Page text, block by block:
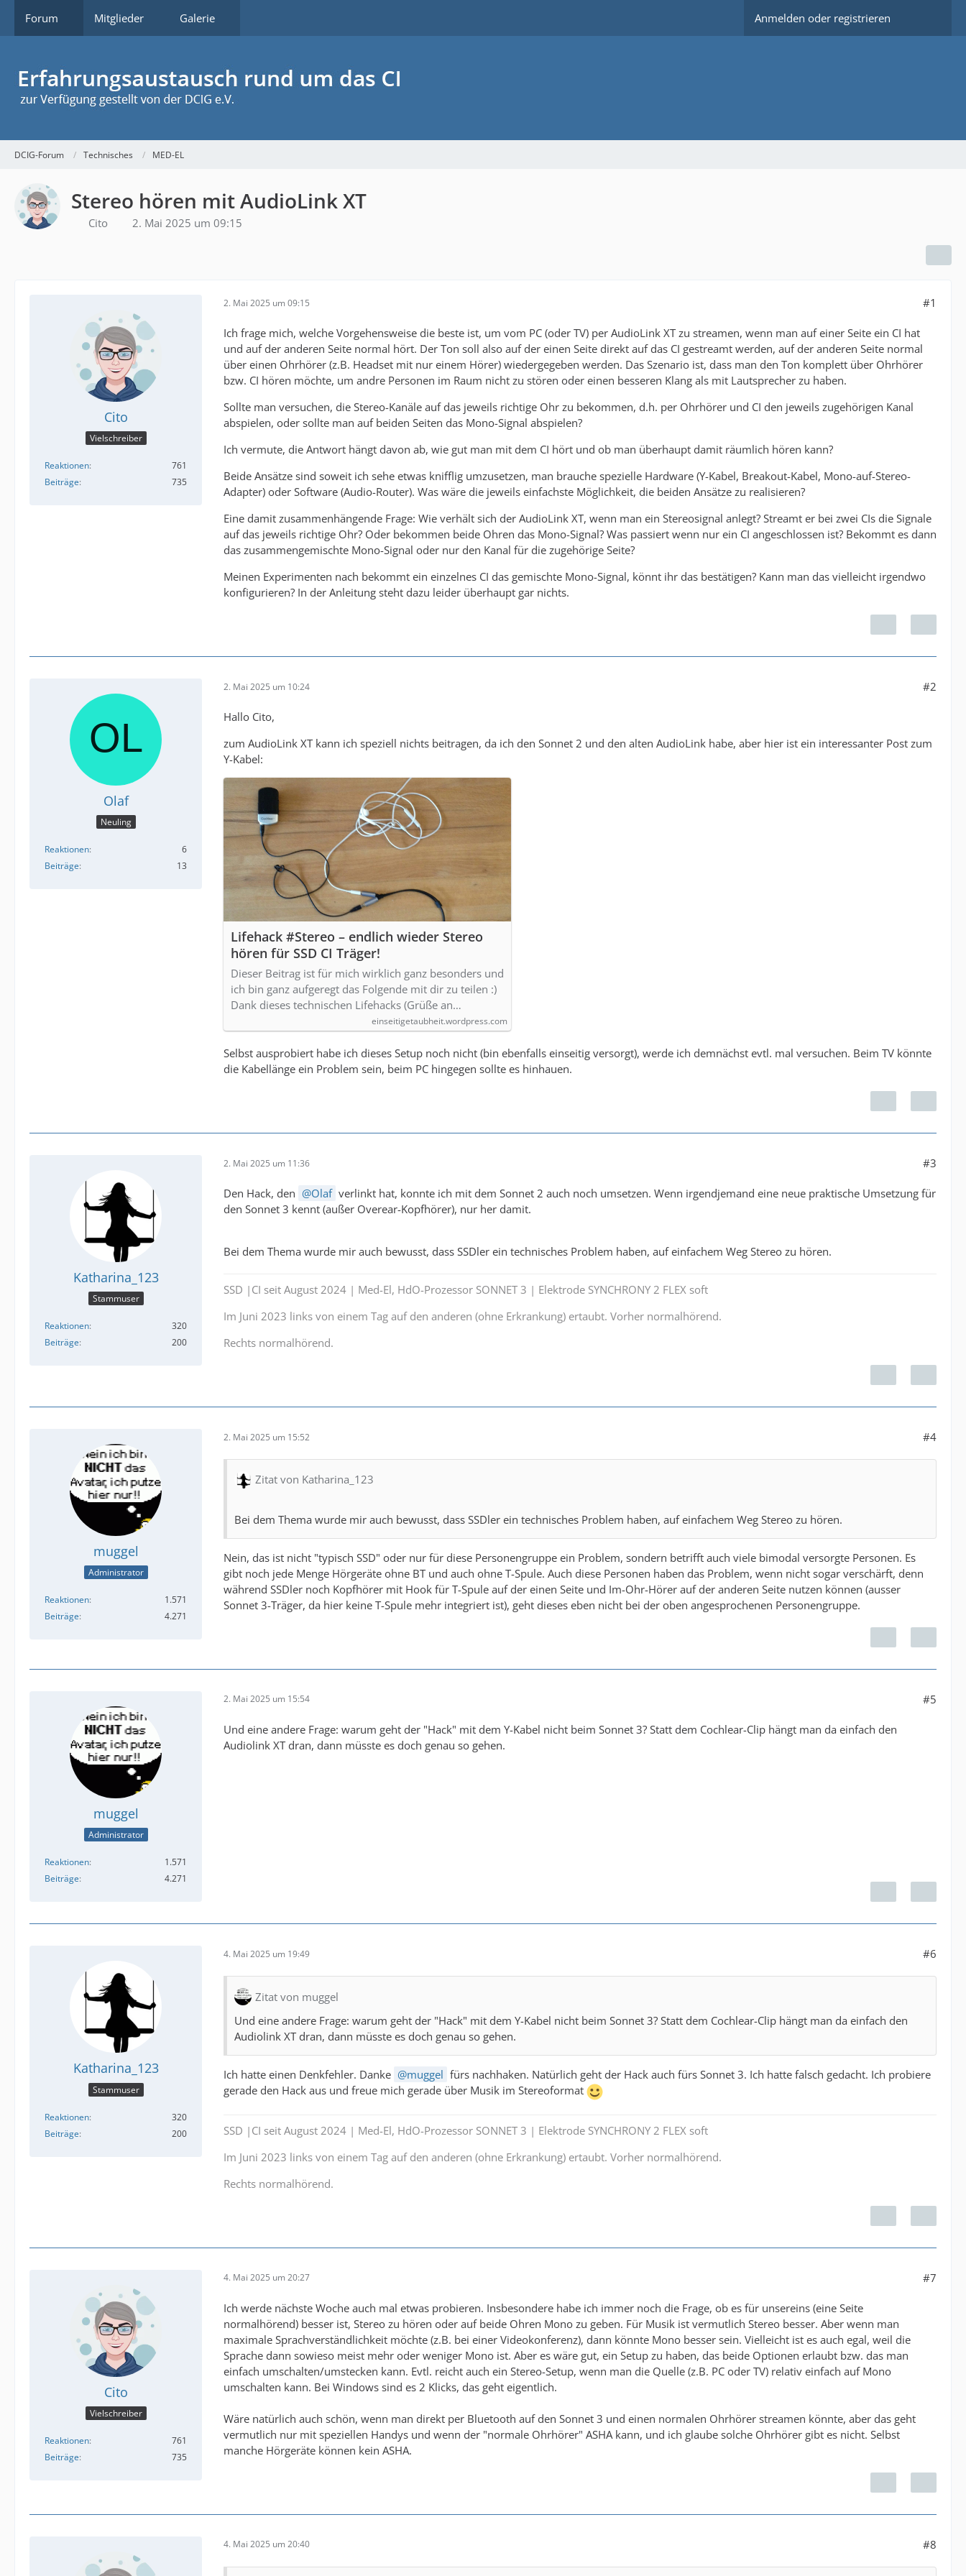
Forum Mitglieder Galerie Anmelden oder registrieren
DCIG-Forum Technisches MED-EL
Stereo hören mit AudioLink XT
Cito 2. Mai 2025 um 09:15
Cito
Vielschreiber
Reaktionen
761
Beiträge
735
2. Mai 2025 um 09:15 #1
Ich frage mich, welche Vorgehensweise die beste ist, um vom PC (oder TV) per AudioLink XT zu streamen, wenn man auf einer Seite ein CI hat
und auf der anderen Seite normal hört. Der Ton soll also auf der einen Seite direkt auf das CI gestreamt werden, auf der anderen Seite normal
über einen Ohrhörer (z.B. Headset mit nur einem Hörer) wiedergegeben werden. Das Szenario ist, dass man den Ton komplett über Ohrhörer
bzw. CI hören möchte, um andre Personen im Raum nicht zu stören oder einen besseren Klang als mit Lautsprecher zu haben.
Sollte man versuchen, die Stereo-Kanäle auf das jeweils richtige Ohr zu bekommen, d.h. per Ohrhörer und CI den jeweils zugehörigen Kanal
abspielen, oder sollte man auf beiden Seiten das Mono-Signal abspielen?
Ich vermute, die Antwort hängt davon ab, wie gut man mit dem CI hört und ob man überhaupt damit räumlich hören kann?
Beide Ansätze sind soweit ich sehe etwas knifflig umzusetzen, man brauche spezielle Hardware (Y-Kabel, Breakout-Kabel, Mono-auf-Stereo-
Adapter) oder Software (Audio-Router). Was wäre die jeweils einfachste Möglichkeit, die beiden Ansätze zu realisieren?
Eine damit zusammenhängende Frage: Wie verhält sich der AudioLink XT, wenn man ein Stereosignal anlegt? Streamt er bei zwei CIs die Signale
auf das jeweils richtige Ohr? Oder bekommen beide Ohren das Mono-Signal? Was passiert wenn nur ein CI angeschlossen ist? Bekommt es dann
das zusammengemischte Mono-Signal oder nur den Kanal für die zugehörige Seite?
Meinen Experimenten nach bekommt ein einzelnes CI das gemischte Mono-Signal, könnt ihr das bestätigen? Kann man das vielleicht irgendwo
konfigurieren? In der Anleitung steht dazu leider überhaupt gar nichts.
Olaf
Neuling
Reaktionen
6
Beiträge
13
2. Mai 2025 um 10:24 #2
Hallo Cito,
zum AudioLink XT kann ich speziell nichts beitragen, da ich den Sonnet 2 und den alten AudioLink habe, aber hier ist ein interessanter Post zum
Y-Kabel:
Lifehack #Stereo – endlich wieder Stereo
hören für SSD CI Träger!
Dieser Beitrag ist für mich wirklich ganz besonders und
ich bin ganz aufgeregt das Folgende mit dir zu teilen :)
Dank dieses technischen Lifehacks (Grüße an…
einseitigetaubheit.wordpress.com
Selbst ausprobiert habe ich dieses Setup noch nicht (bin ebenfalls einseitig versorgt), werde ich demnächst evtl. mal versuchen. Beim TV könnte
die Kabellänge ein Problem sein, beim PC hingegen sollte es hinhauen.
Katharina_123
Stammuser
Reaktionen
320
Beiträge
200
2. Mai 2025 um 11:36 #3
Den Hack, den Olaf verlinkt hat, konnte ich mit dem Sonnet 2 auch noch umsetzen. Wenn irgendjemand eine neue praktische Umsetzung für
den Sonnet 3 kennt (außer Overear-Kopfhörer), nur her damit.
Bei dem Thema wurde mir auch bewusst, dass SSDler ein technisches Problem haben, auf einfachem Weg Stereo zu hören.
SSD |CI seit August 2024 | Med-El, HdO-Prozessor SONNET 3 | Elektrode SYNCHRONY 2 FLEX soft
Im Juni 2023 links von einem Tag auf den anderen (ohne Erkrankung) ertaubt. Vorher normalhörend.
Rechts normalhörend.
muggel
Administrator
Reaktionen
1.571
Beiträge
4.271
2. Mai 2025 um 15:52 #4
Zitat von Katharina_123
Bei dem Thema wurde mir auch bewusst, dass SSDler ein technisches Problem haben, auf einfachem Weg Stereo zu hören.
Nein, das ist nicht "typisch SSD" oder nur für diese Personengruppe ein Problem, sondern betrifft auch viele bimodal versorgte Personen. Es
gibt noch jede Menge Hörgeräte ohne BT und auch ohne T-Spule. Auch diese Personen haben das Problem, wenn nicht sogar verschärft, denn
während SSDler noch Kopfhörer mit Hook für T-Spule auf der einen Seite und Im-Ohr-Hörer auf der anderen Seite nutzen können (ausser
Sonnet 3-Träger, da hier keine T-Spule mehr integriert ist), geht dieses eben nicht bei der oben angesprochenen Personengruppe.
muggel
Administrator
Reaktionen
1.571
Beiträge
4.271
2. Mai 2025 um 15:54 #5
Und eine andere Frage: warum geht der "Hack" mit dem Y-Kabel nicht beim Sonnet 3? Statt dem Cochlear-Clip hängt man da einfach den
Audiolink XT dran, dann müsste es doch genau so gehen.
Katharina_123
Stammuser
Reaktionen
320
Beiträge
200
4. Mai 2025 um 19:49 #6
Zitat von muggel
Und eine andere Frage: warum geht der "Hack" mit dem Y-Kabel nicht beim Sonnet 3? Statt dem Cochlear-Clip hängt man da einfach den
Audiolink XT dran, dann müsste es doch genau so gehen.
Ich hatte einen Denkfehler. Danke muggel fürs nachhaken. Natürlich geht der Hack auch fürs Sonnet 3. Ich hatte falsch gedacht. Ich probiere
gerade den Hack aus und freue mich gerade über Musik im Stereoformat
SSD |CI seit August 2024 | Med-El, HdO-Prozessor SONNET 3 | Elektrode SYNCHRONY 2 FLEX soft
Im Juni 2023 links von einem Tag auf den anderen (ohne Erkrankung) ertaubt. Vorher normalhörend.
Rechts normalhörend.
Cito
Vielschreiber
Reaktionen
761
Beiträge
735
4. Mai 2025 um 20:27 #7
Ich werde nächste Woche auch mal etwas probieren. Insbesondere habe ich immer noch die Frage, ob es für unsereins (eine Seite
normalhörend) besser ist, Stereo zu hören oder auf beide Ohren Mono zu geben. Für Musik ist vermutlich Stereo besser. Aber wenn man
maximale Sprachverständlichkeit möchte (z.B. bei einer Videokonferenz), dann könnte Mono besser sein. Vielleicht ist es auch egal, weil die
Sprache dann sowieso meist mehr oder weniger Mono ist. Aber es wäre gut, ein Setup zu haben, das beide Optionen erlaubt bzw. das man
einfach umschalten/umstecken kann. Evtl. reicht auch ein Stereo-Setup, wenn man die Quelle (z.B. PC oder TV) relativ einfach auf Mono
umschalten kann. Bei Windows sind es 2 Klicks, das geht eigentlich.
Wäre natürlich auch schön, wenn man direkt per Bluetooth auf den Sonnet 3 und einen normalen Ohrhörer streamen könnte, aber das geht
vermutlich nur mit speziellen Handys und wenn der "normale Ohrhörer" ASHA kann, und ich glaube solche Ohrhörer gibt es nicht. Selbst
manche Hörgeräte können kein ASHA.
4. Mai 2025 um 20:40 #8